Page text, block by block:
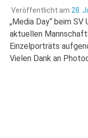
Veröffentlicht am 28.
„Media Day“ beim
aktuellen
Einzelporträts
Vielen Dank an